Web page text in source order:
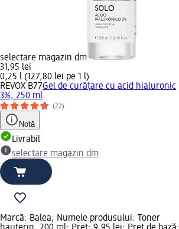
selectare magazin dm
31,95 lei
0,25 l (127,80 lei pe 1 l)
REVOX B77Gel de curățare cu acid hialuronic
3%, 250 ml
(22)
Notă
Livrabil
selectare magazin dm
Marcă: Balea; Numele produsului: Toner